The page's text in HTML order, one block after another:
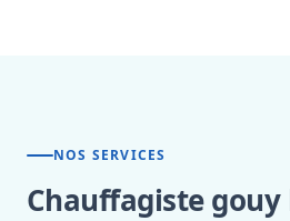
NOS SERVICES
Chauffagiste